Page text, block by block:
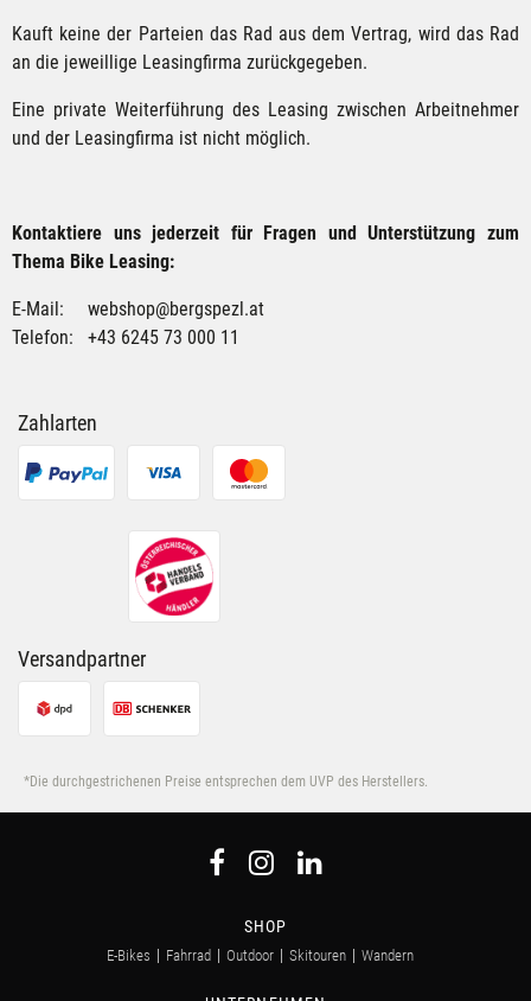
Kauft keine der Parteien das Rad aus dem Vertrag, wird das Rad
an die jeweillige Leasingfirma zurückgegeben.
Eine private Weiterführung des Leasing zwischen Arbeitnehmer
und der Leasingfirma ist nicht möglich.
Kontaktiere uns jederzeit für Fragen und Unterstützung zum
Thema Bike Leasing:
E-Mail: webshop@bergspezl.at
Telefon: +43 6245 73 000 11
Was ist Bike Leasing bzw. ein Dienstrad?
Darf ich mein Dienstrad auch privat nutzen?
Wie lange läuft ein Bike-Leasing-Vertrag?
Was passiert, wenn mein Leasing-Bike gestohlen wird?
Was passiert bei Kündigung des Arbeitsverhältnisses?
Zahlarten
Versandpartner
*Die durchgestrichenen Preise entsprechen dem UVP des Herstellers.
SHOP
E-Bikes Fahrrad Outdoor Skitouren Wandern